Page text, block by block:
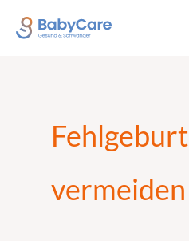
Inhalt
Fehlgeburt
vermeiden